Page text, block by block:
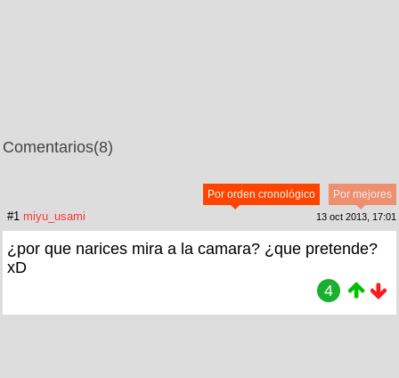
Comentarios(8)
Por mejores
Por orden cronológico
#1 miyu_usami 13 oct 2013, 17:01
¿por que narices mira a la camara? ¿que pretende?
xD
4